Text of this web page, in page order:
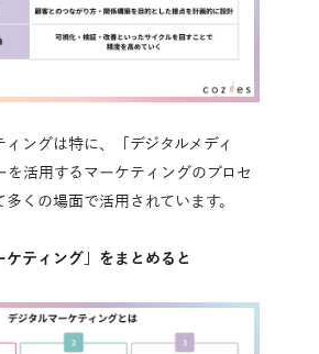
ィングは特に、「デジタルメディ
を活用するマーケティングのプロセ
くの場面で活用されています。
ティング」をまとめると